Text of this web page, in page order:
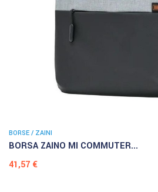
BORSE / ZAINI
BORSA ZAINO MI COMMUTER...
Prezzo
41,57 €